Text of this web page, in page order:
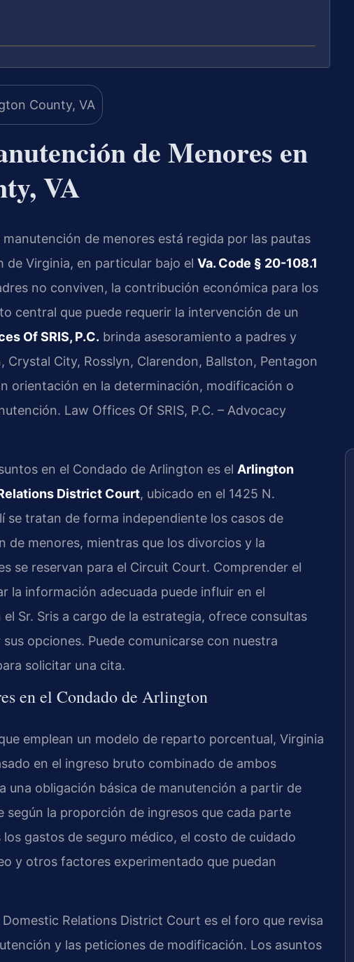
de Menores en
VA
de menores está regida por las pautas
Virginia, en particular bajo el Va. Code § 20-108.1
no conviven, la contribución económica para los
central que puede requerir la intervención de un
Of SRIS, P.C. brinda asesoramiento a padres y
Crystal City, Rosslyn, Clarendon, Ballston, Pentagon
orientación en la determinación, modificación o
Law Offices Of SRIS, P.C. – Advocacy
en el Condado de Arlington es el Arlington
District Court, ubicado en el 1425 N.
se tratan de forma independiente los casos de
de menores, mientras que los divorcios y la
se reservan para el Circuit Court. Comprender el
la información adecuada puede influir en el
Sr. Sris a cargo de la estrategia, ofrece consultas
opciones. Puede comunicarse con nuestra
solicitar una cita.
en el Condado de Arlington
emplean un modelo de reparto porcentual, Virginia
en el ingreso bruto combinado de ambos
una obligación básica de manutención a partir de
según la proporción de ingresos que cada parte
gastos de seguro médico, el costo de cuidado
y otros factores experimentado que puedan
Relations District Court es el foro que revisa
y las peticiones de modificación. Los asuntos